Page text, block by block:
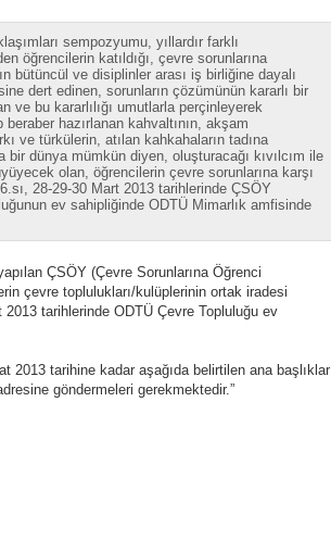
sempozyumu, yıllardır farklı
öğrencilerin katıldığı, çevre sorunlarına
bütüncül ve disiplinler arası iş birliğine dayalı
dert edinen, sorunların çözümünün kararlı bir
bu kararlılığı umutlarla perçinleyerek
hazırlanan kahvaltının, akşam
ve türkülerin, atılan kahkahaların tadına
bir dünya mümkün diyen, oluşturacağı kıvılcım ile
olan, öğrencilerin çevre sorunlarına karşı
28-29-30 Mart 2013 tarihlerinde ÇSÖY
ev sahipliğinde ODTÜ Mimarlık amfisinde
ÇSÖY (Çevre Sorunlarına Öğrenci
çevre toplulukları/kulüplerinin ortak iradesi
tarihlerinde ODTÜ Çevre Topluluğu ev
2013 tarihine kadar aşağıda belirtilen ana başlıklar
göndermeleri gerekmektedir.”